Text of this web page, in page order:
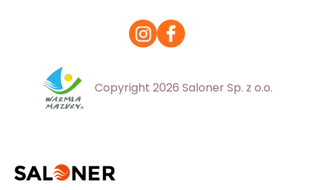
Copyright 2026 Saloner Sp. z o.o.